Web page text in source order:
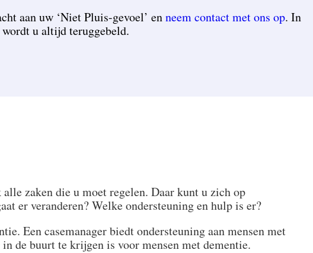
aan uw ‘Niet Pluis-gevoel’ enneem contact met ons op. In
wordt u altijd teruggebeld.
zaken die u moet regelen. Daar kunt u zich op
er veranderen? Welke ondersteuning en hulp is er?
Een casemanager biedt ondersteuning aan mensen met
de buurt te krijgen is voor mensen met dementie.